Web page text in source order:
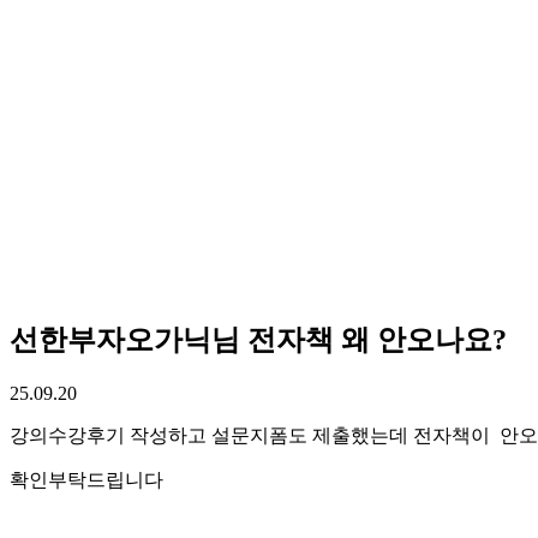
선한부자오가닉님 전자책 왜 안오나요?
25.09.20
강의수강후기 작성하고 설문지폼도 제출했는데 전자책이 안
확인부탁드립니다